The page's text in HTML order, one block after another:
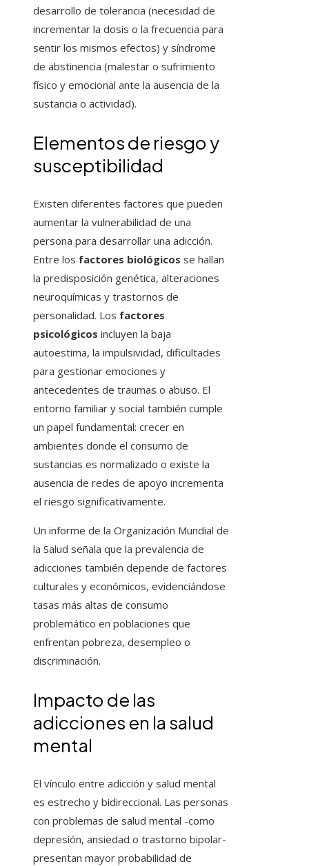
desarrollo de tolerancia (necesidad de
incrementar la dosis o la frecuencia para
sentir los mismos efectos) y síndrome
de abstinencia (malestar o sufrimiento
físico y emocional ante la ausencia de la
sustancia o actividad).
Elementos de riesgo y
susceptibilidad
Existen diferentes factores que pueden
aumentar la vulnerabilidad de una
persona para desarrollar una adicción.
Entre los factores biológicos se hallan
la predisposición genética, alteraciones
neuroquímicas y trastornos de
personalidad. Los factores
psicológicos incluyen la baja
autoestima, la impulsividad, dificultades
para gestionar emociones y
antecedentes de traumas o abuso. El
entorno familiar y social también cumple
un papel fundamental: crecer en
ambientes donde el consumo de
sustancias es normalizado o existe la
ausencia de redes de apoyo incrementa
el riesgo significativamente.
Un informe de la Organización Mundial de
la Salud señala que la prevalencia de
adicciones también depende de factores
culturales y económicos, evidenciándose
tasas más altas de consumo
problemático en poblaciones que
enfrentan pobreza, desempleo o
discriminación.
Impacto de las
adicciones en la salud
mental
El vínculo entre adicción y salud mental
es estrecho y bidireccional. Las personas
con problemas de salud mental -como
depresión, ansiedad o trastorno bipolar-
presentan mayor probabilidad de